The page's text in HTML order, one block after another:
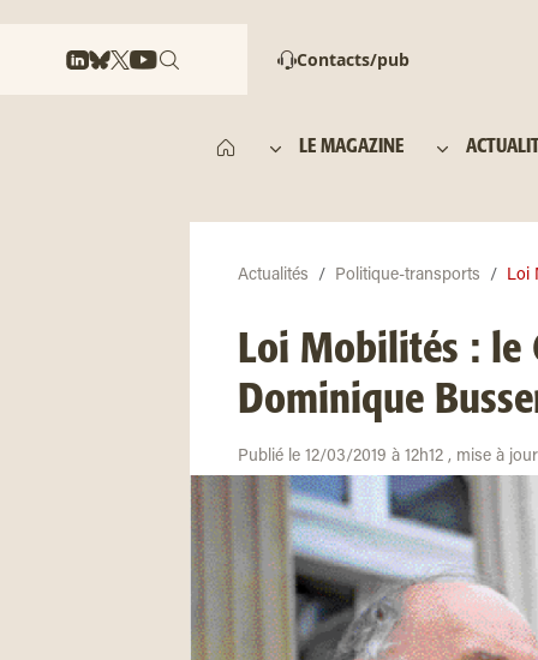
Contacts/pub
LE MAGAZINE
Actualités Politique-transports Loi
Loi Mobilités : le
Dominique
Publié le 12/03/2019 à 12h12 , mise à